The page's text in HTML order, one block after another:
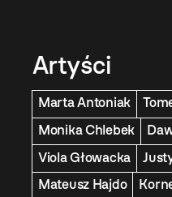
Artyści
Marta Antoniak
Monika Chlebek
Viola Głowacka
Mateusz Hajdo